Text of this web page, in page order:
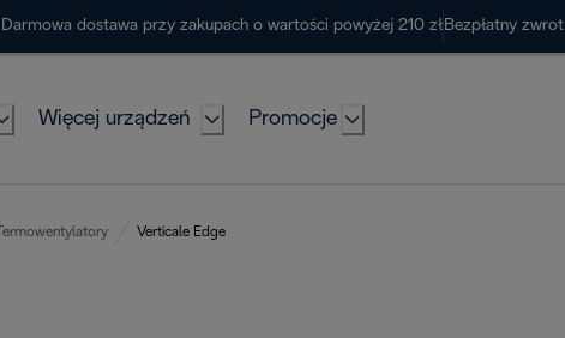
Darmowa dostawa przy zakupach o wartości powyżej 210 zł Bezpłatny zwrot
Więcej urządzeń Promocje
Termowentylatory Verticale Edge